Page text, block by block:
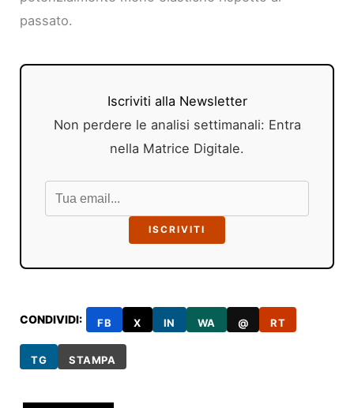
passato.
Iscriviti alla Newsletter
Non perdere le analisi settimanali: Entra
nella Matrice Digitale.
ISCRIVITI
CONDIVIDI: FB X IN WA @ RT
TG STAMPA